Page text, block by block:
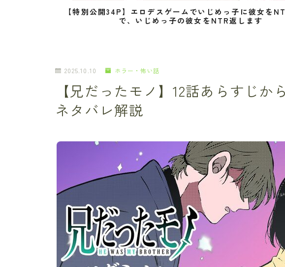
【特別公開34P】エロデスゲームでいじめっ子に彼女を
で、いじめっ子の彼女をNTR返します
2025.10.10 ホラー・怖い話
【兄だったモノ】12話あらすじか
ネタバレ解説